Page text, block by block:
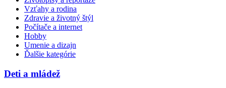
Vzťahy a rodina
Zdravie a životný štýl
Počítače a internet
Hobby
Umenie a dizajn
Ďalšie kategórie
Deti a mládež